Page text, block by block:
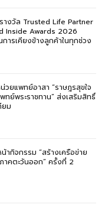
างวัล Trusted Life Partner
Inside Awards 2026
ารเคียงข้างลูกค้าในทุกช่วง
ยแพทย์อาสา “ราษฎรสุขใจ
ย์พระราชทาน” ส่งเสริมสิทธิ์
ยม
ากิจกรรม “สร้างเครือข่าย
าคตะวันออก” ครั้งที่ 2